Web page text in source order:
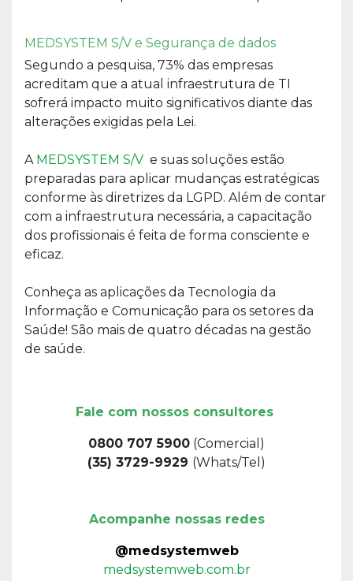
MEDSYSTEM S/V e Segurança de dados
Segundo a pesquisa, 73% das empresas
acreditam que a atual infraestrutura de TI
sofrerá impacto muito significativos diante das
alterações exigidas pela Lei.
A MEDSYSTEM S/V e suas soluções estão
preparadas para aplicar mudanças estratégicas
conforme às diretrizes da LGPD. Além de contar
com a infraestrutura necessária, a capacitação
dos profissionais é feita de forma consciente e
eficaz.
Conheça as aplicações da Tecnologia da
Informação e Comunicação para os setores da
Saúde! São mais de quatro décadas na gestão
de saúde.
Fale com nossos consultores
0800 707 5900 (Comercial)
(35) 3729-9929 (Whats/Tel)
Acompanhe nossas redes
@medsystemweb
medsystemweb.com.br